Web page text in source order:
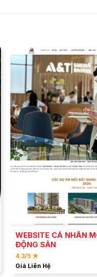
ĐẶT
XEM
WEBSITE CÁ NHÂN
ĐỘNG SẢN
4.3/5 ★
Giá Liên Hệ